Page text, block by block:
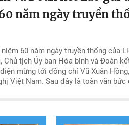
năm ngày truyền
60 năm ngày truyền thống của
tịch Ủy ban Hòa bình và Đoàn
mừng tới đồng chí Vũ Xuân
Việt Nam. Sau đây là toàn văn bức